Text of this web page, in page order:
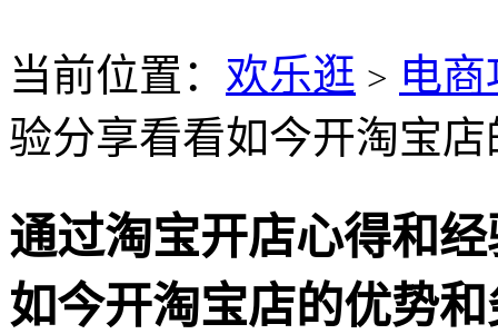
当前位置： 欢乐逛 > 电
验分享看看如今开淘宝
通过淘宝开店心得和
如今开淘宝店的优势